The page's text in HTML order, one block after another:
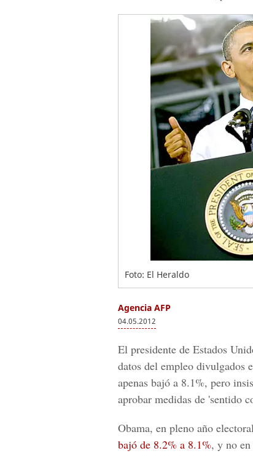
Foto: El Heraldo
Agencia AFP
04.05.2012
El presidente de Estados
datos del empleo divulgados
apenas bajó a 8.1%, pero
aprobar medidas de 'sentido
Obama, en pleno año
bajó de 8.2% a 8.1%, y no en